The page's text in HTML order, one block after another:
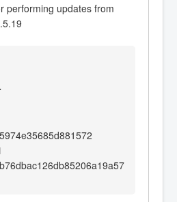
performing updates from